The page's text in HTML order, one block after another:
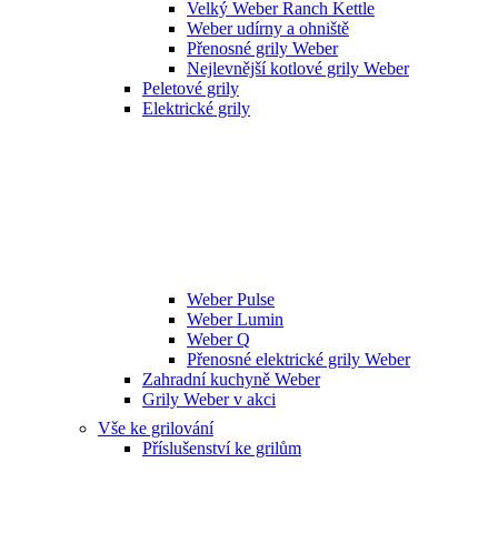
Velký Weber Ranch Kettle
Weber udírny a ohniště
Přenosné grily Weber
Nejlevnější kotlové grily Weber
Peletové grily
Elektrické grily
Weber Pulse
Weber Lumin
Weber Q
Přenosné elektrické grily Weber
Zahradní kuchyně Weber
Grily Weber v akci
Vše ke grilování
Příslušenství ke grilům